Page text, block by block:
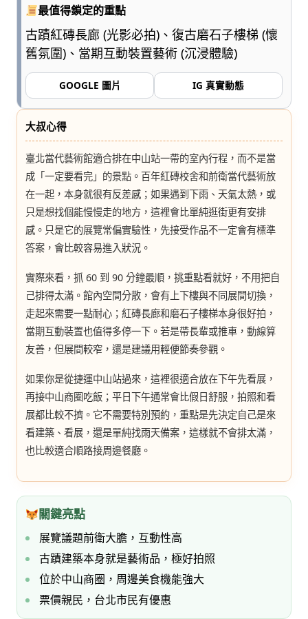
桃。
最值得鎖定的重點
古蹟紅磚長廊 (光影必拍)、復古磨石子樓梯 (懷
舊氛圍)、當期互動裝置藝術 (沉浸體驗)
GOOGLE 圖片 IG 真實動態
大叔心得
臺北當代藝術館適合排在中山站一帶的室內行程，而不是當
成「一定要看完」的景點。百年紅磚校舍和前衛當代藝術放
在一起，本身就很有反差感；如果遇到下雨、天氣太熱，或
只是想找個能慢慢走的地方，這裡會比單純逛街更有安排
感。只是它的展覽常偏實驗性，先接受作品不一定會有標準
答案，會比較容易進入狀況。
實際來看，抓 60 到 90 分鐘最順，挑重點看就好，不用把自
己排得太滿。館內空間分散，會有上下樓與不同展間切換，
走起來需要一點耐心；紅磚長廊和磨石子樓梯本身很好拍，
當期互動裝置也值得多停一下。若是帶長輩或推車，動線算
友善，但展間較窄，還是建議用輕便節奏參觀。
如果你是從捷運中山站過來，這裡很適合放在下午先看展，
再接中山商圈吃飯；平日下午通常會比假日舒服，拍照和看
展都比較不擠。它不需要特別預約，重點是先決定自己是來
看建築、看展，還是單純找雨天備案，這樣就不會排太滿，
也比較適合順路接周邊餐廳。
關鍵亮點
展覽議題前衛大膽，互動性高
古蹟建築本身就是藝術品，極好拍照
位於中山商圈，周邊美食機能強大
票價親民，台北市民有優惠